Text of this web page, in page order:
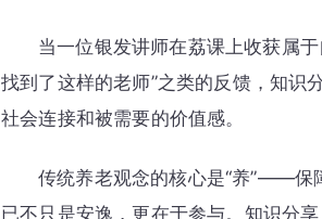
当一位银发讲师在荔课上收获属
找到了这样的老师”之类的反馈，知识
社会连接和被需要的价值感。
传统养老观念的核心是“养”——保
已不只是安逸，更在于参与。知识分